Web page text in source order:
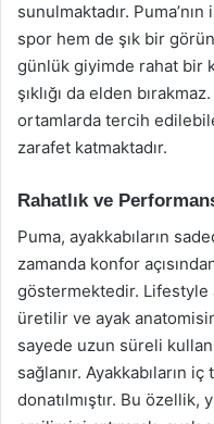
sunulmaktadır.
spor hem de şık bir
günlük giyimde rahat bir
şıklığı da elden
ortamlarda tercih
zarafet katmaktadır.
Rahatlık ve
Puma, ayakkabıların
zamanda konfor
göstermektedir. Lifestyle
üretilir ve ayak
sayede uzun süreli
sağlanır. Ayakkabıların
donatılmıştır. Bu özellik,